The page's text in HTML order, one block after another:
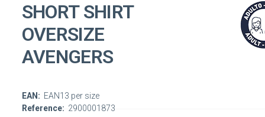
SHORT SHIRT
OVERSIZE
AVENGERS
Reference: 2900001873
EAN: EAN13 per size